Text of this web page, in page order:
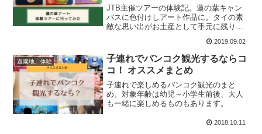
JTB主催ツアーの体験記。蓮の葉キャン
バスに色付けしアート作品に。タイの素
敵な思い出がお土産として手元に残りま
2019.09.02
遊園地、体験
子連れでバンコク観光するならコ
コ！ オススメまとめ
子連れで楽しめるバンコク観光のまと
め。対象年齢は幼児～小学生前後、大人
も一緒に楽しめるものもあります。
2018.10.11